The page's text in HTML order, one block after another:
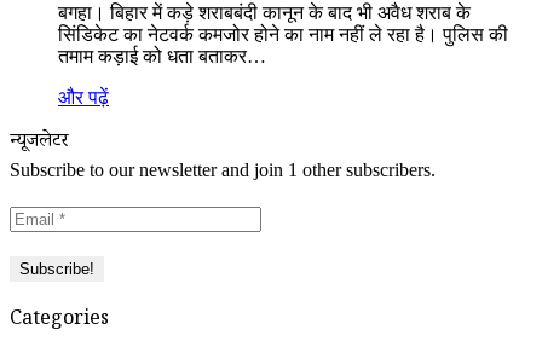
बगहा। बिहार में कड़े शराबबंदी कानून के बाद भी अवैध शराब के
सिंडिकेट का नेटवर्क कमजोर होने का नाम नहीं ले रहा है। पुलिस की
तमाम कड़ाई को धता बताकर…
और पढ़ें
न्यूजलेटर
Subscribe to our newsletter and join 1 other subscribers.
Categories